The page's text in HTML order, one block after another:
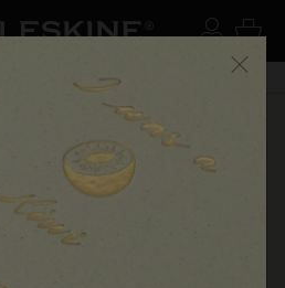
登入
購
元 即享免費送貨服務 關閉
Writing Tool
made of?
pencils made of?